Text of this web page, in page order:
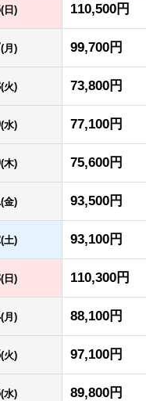
(日) 110,500円
(月) 99,700円
(火) 73,800円
(水) 77,100円
(木) 75,600円
(金) 93,500円
(土) 93,100円
(日) 110,300円
(月) 88,100円
(火) 97,100円
(水) 89,800円